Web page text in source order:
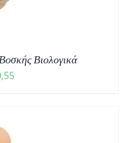
Βιολογικά